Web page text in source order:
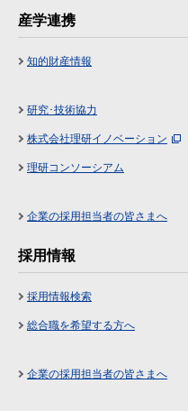
産学連携
知的財産情報
研究･技術協力
株式会社理研イノベーション
理研コンソーシアム
企業の採用担当者の皆さまへ
採用情報
採用情報検索
総合職を希望する方へ
企業の採用担当者の皆さまへ